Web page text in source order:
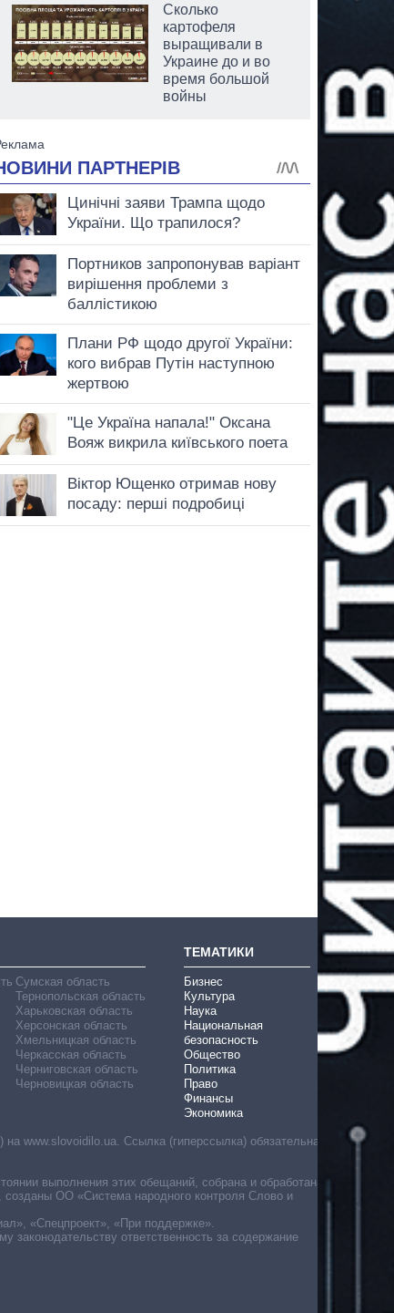
Сколько
картофеля
выращивали в
Украине до и во
время большой
войны
Сумская область
Тернопольская область
Харьковская область
Херсонская область
Хмельницкая область
Черкасская область
Черниговская область
Черновицкая область
ТЕМАТИКИ
Бизнес
Культура
Наука
Национальная
безопасность
Общество
Политика
Право
Финансы
Экономика
www.slovoidilo.ua. Ссылка (гиперссылка) обязательна
выполнения этих обещаний, собрана и обработана
ОО «Система народного контроля Слово и
«Спецпроект», «При поддержке».
законодательству ответственность за содержание